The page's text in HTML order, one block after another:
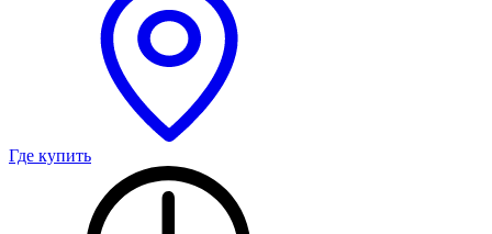
Где купить